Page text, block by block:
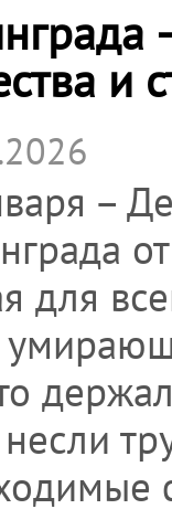
и
–
для